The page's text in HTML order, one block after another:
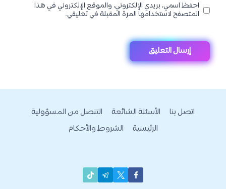
احفظ اسمي، بريدي الإلكتروني، والموقع الإلكتروني في هذا
المتصفح لاستخدامها المرة المقبلة في تعليقي.
اتصل بنا الأسئلة الشائعة
التنصل من المسؤولية
الرئيسية
الشروط والأحكام